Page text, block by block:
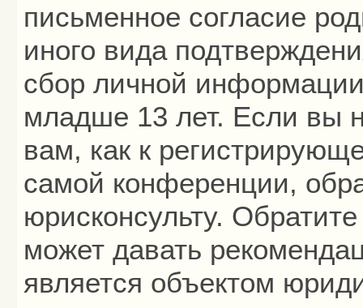
письменное согласие
иного вида
сбор личной
младше 13 лет. Если вы
вам, как к
самой конференции,
юрисконсульту.
может давать
является объектом